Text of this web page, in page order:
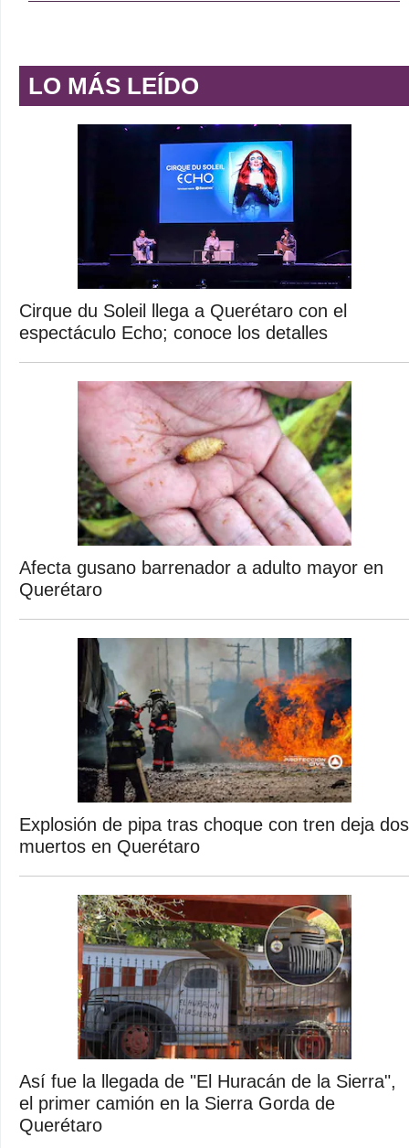
LO MÁS LEÍDO
Cirque du Soleil llega a Querétaro con el
espectáculo Echo; conoce los detalles
Afecta gusano barrenador a adulto mayor en
Querétaro
Explosión de pipa tras choque con tren deja dos
muertos en Querétaro
Así fue la llegada de "El Huracán de la Sierra",
el primer camión en la Sierra Gorda de
Querétaro